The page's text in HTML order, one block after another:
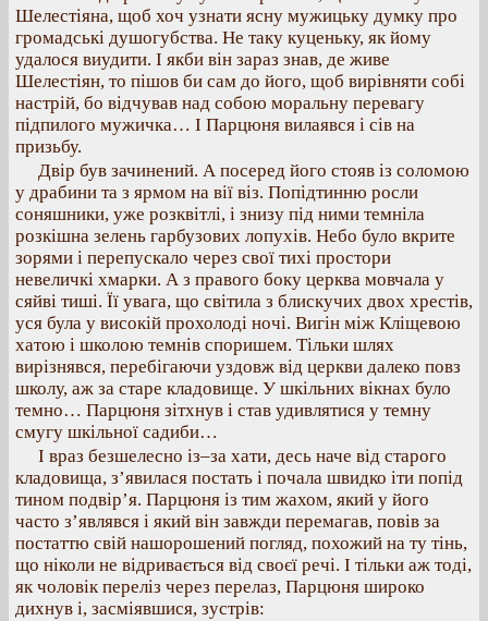
Шелестіяна, щоб хоч узнати ясну мужицьку думку про
громадські душогубства. Не таку куценьку, як йому
удалося виудити. І якби він зараз знав, де живе
Шелестіян, то пішов би сам до його, щоб вирівняти собі
настрій, бо відчував над собою моральну перевагу
підпилого мужичка… І Парцюня вилаявся і сів на
призьбу.
Двір був зачинений. А посеред його стояв із соломою
у драбини та з ярмом на вії віз. Попідтинню росли
соняшники, уже розквітлі, і знизу під ними темніла
розкішна зелень гарбузових лопухів. Небо було вкрите
зорями і перепускало через свої тихі простори
невеличкі хмарки. А з правого боку церква мовчала у
сяйві тиші. Її увага, що світила з блискучих двох хрестів,
уся була у високій прохолоді ночі. Вигін між Кліщевою
хатою і школою темнів споришем. Тільки шлях
вирізнявся, перебігаючи уздовж від церкви далеко повз
школу, аж за старе кладовище. У шкільних вікнах було
темно… Парцюня зітхнув і став удивлятися у темну
смугу шкільної садиби…
І враз безшелесно із–за хати, десь наче від старого
кладовища, з’явилася постать і почала швидко іти попід
тином подвір’я. Парцюня із тим жахом, який у його
часто з’являвся і який він завжди перемагав, повів за
постаттю свій нашорошений погляд, похожий на ту тінь,
що ніколи не відривається від своєї речі. І тільки аж тоді,
як чоловік переліз через перелаз, Парцюня широко
дихнув і, засміявшися, зустрів: